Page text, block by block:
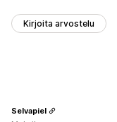
Kirjoita arvostelu
Selvapiel